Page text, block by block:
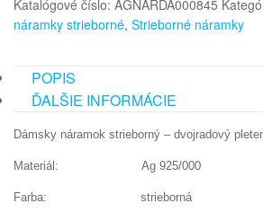
Katalógové číslo: AGNARDA000845
náramky strieborné, Strieborné náramky
POPIS
ĎALŠIE INFORMÁCIE
Dámsky náramok strieborný – dvojradový
Materiál: Ag 925/000
Farba: strieborná